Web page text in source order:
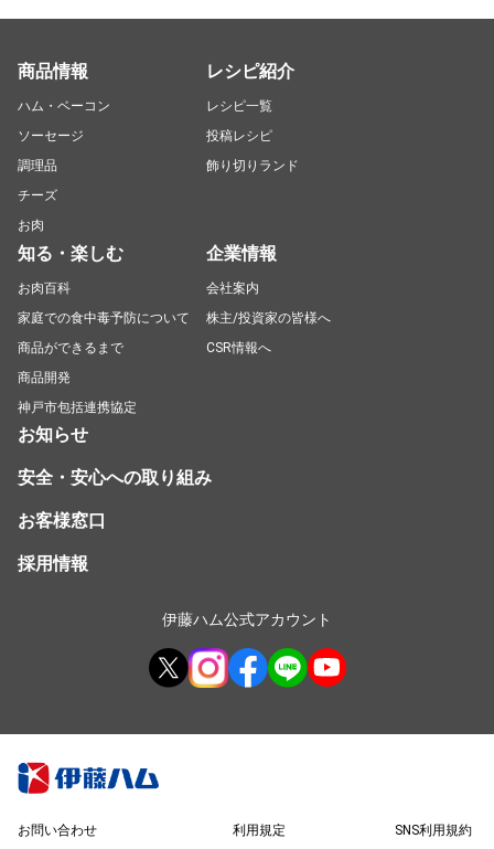
商品情報
ハム・ベーコン
ソーセージ
調理品
チーズ
お肉
レシピ紹介
レシピ一覧
投稿レシピ
飾り切りランド
知る・楽しむ
お肉百科
家庭での食中毒予防について
商品ができるまで
商品開発
神戸市包括連携協定
企業情報
会社案内
株主/投資家の皆様へ
CSR情報へ
お知らせ
安全・安心への取り組み
お客様窓口
採用情報
伊藤ハム公式アカウント
お問い合わせ 利用規定 SNS利用規約